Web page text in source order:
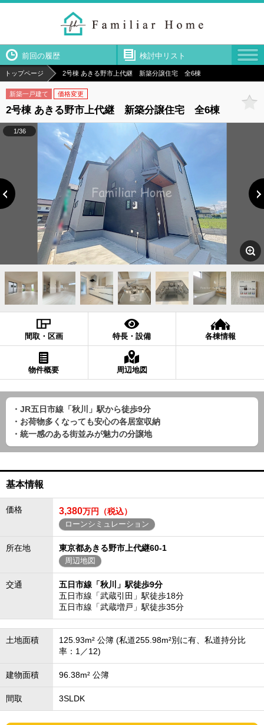
前回の履歴 検討中リスト
トップページ 2号棟 あきる野市上代継 新築分譲住宅 全6棟
新築一戸建て 価格変更
2号棟 あきる野市上代継 新築分譲住宅 全6棟
1/36
間取・区画 特長・設備 各棟情報
物件概要 周辺地図
・JR五日市線「秋川」駅から徒歩9分
・お荷物多くなっても安心の各居室収納
・統一感のある街並みが魅力の分譲地
基本情報
価格 3,380万円（税込）
ローンシミュレーション
所在地 東京都あきる野市上代継60-1
周辺地図
交通
五日市線「秋川」駅徒歩9分
五日市線「武蔵引田」駅徒歩18分
五日市線「武蔵増戸」駅徒歩35分
土地面積
125.93m² 公簿 (私道255.98m²別に有、私道持分比
率：1／12)
建物面積 96.38m² 公簿
間取 3SLDK